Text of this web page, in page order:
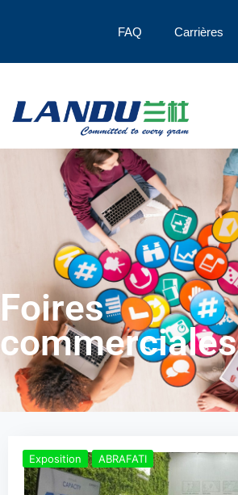
FAQ Carrières
Foires
commerciales
Exposition ABRAFATI